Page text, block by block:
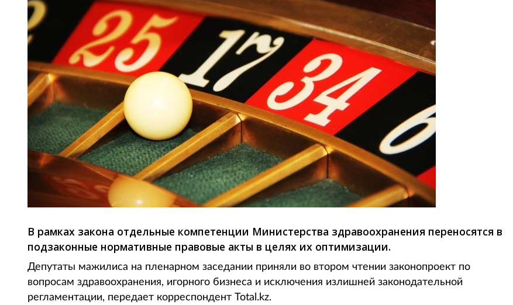
В рамках закона отдельные компетенции Министерства здравоохранения переносятся в
подзаконные нормативные правовые акты в целях их оптимизации.
Депутаты мажилиса на пленарном заседании приняли во втором чтении законопроект по
вопросам здравоохранения, игорного бизнеса и исключения излишней законодательной
регламентации, передает корреспондент Total.kz.